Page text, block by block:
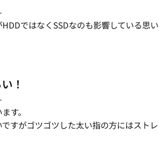
ではなくSSDなのも影響している思
！
す。
すがゴツゴツした太い指の方にはスト